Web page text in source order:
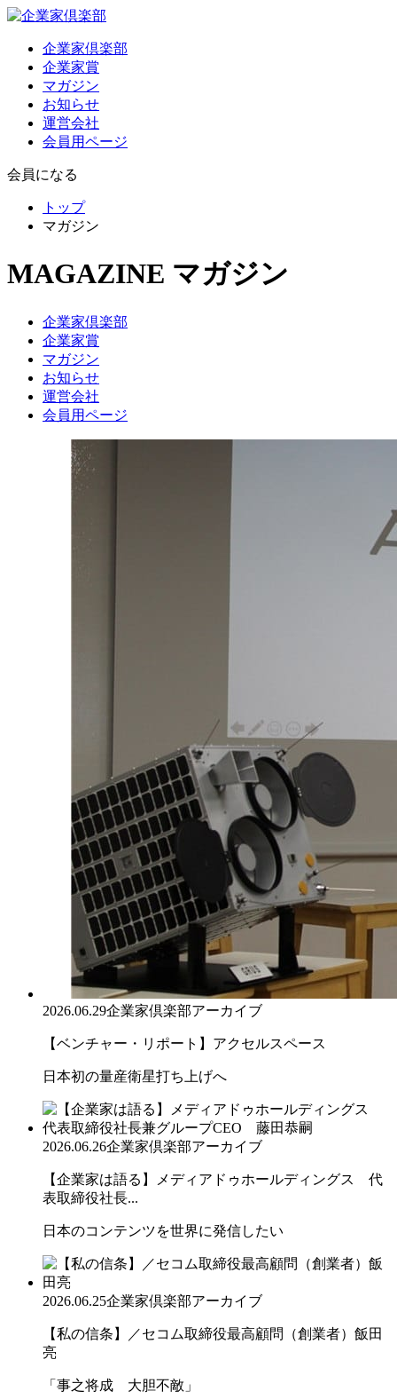
企業家倶楽部
企業家賞
マガジン
お知らせ
運営会社
会員用ページ
会員になる
トップ
マガジン
MAGAZINE マガジン
企業家倶楽部
企業家賞
マガジン
お知らせ
運営会社
会員用ページ
2026.06.29企業家倶楽部アーカイブ
【ベンチャー・リポート】アクセルスペース
日本初の量産衛星打ち上げへ
2026.06.26企業家倶楽部アーカイブ
【企業家は語る】メディアドゥホールディングス 代
表取締役社長...
日本のコンテンツを世界に発信したい
2026.06.25企業家倶楽部アーカイブ
【私の信条】／セコム取締役最高顧問（創業者）飯田
亮
「事之将成 大胆不敵」